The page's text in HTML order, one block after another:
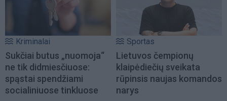
Kriminalai
Sukčiai butus „nuomoja“
ne tik didmiesčiuose:
spąstai spendžiami
socialiniuose tinkluose
Sportas
Lietuvos čempionų
klaipėdiečių sveikata
rūpinsis naujas komandos
narys